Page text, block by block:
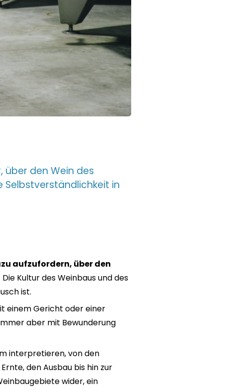
über den Wein des
Selbstverständlichkeit in
aufzufordern, über den
Die Kultur des Weinbaus und des
ist.
einem Gericht oder einer
aber mit Bewunderung
interpretieren, von den
den Ausbau bis hin zur
wider, ein